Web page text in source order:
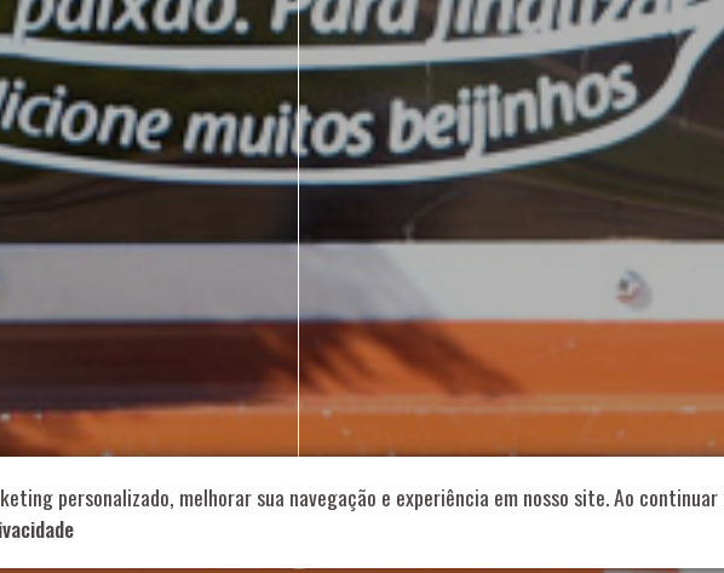
1714 – Vila Romana, São Paulo – SP contato@nucleofood.com
Role para continar
personalizado, melhorar sua navegação e experiência em nosso site. Ao continuar